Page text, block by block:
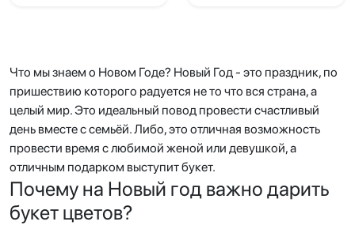
Что мы знаем о Новом Годе? Новый Год - это праздник, по
пришествию которого радуется не то что вся страна, а
целый мир. Это идеальный повод провести счастливый
день вместе с семьёй. Либо, это отличная возможность
провести время с любимой женой или девушкой, а
отличным подарком выступит букет.
Почему на Новый год важно дарить
букет цветов?